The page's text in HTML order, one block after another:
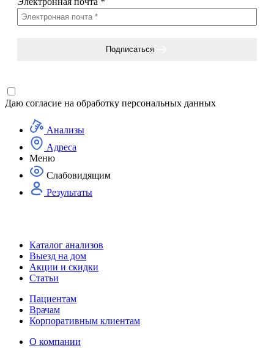
Подписаться
Даю согласие на обработку персональных данных
Анализы
Адреса
Меню
Слабовидящим
Результаты
Каталог анализов
Выезд на дом
Акции и скидки
Статьи
Пациентам
Врачам
Корпоративным клиентам
О компании